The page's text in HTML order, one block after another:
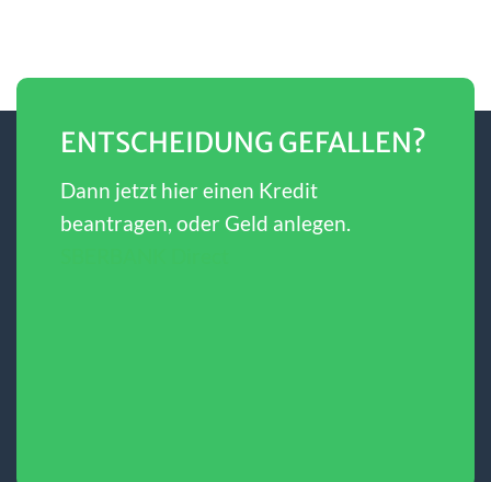
ENTSCHEIDUNG GEFALLEN?
Dann jetzt hier einen Kredit
beantragen, oder Geld anlegen.